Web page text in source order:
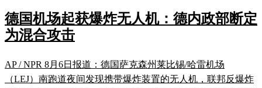
德国机场起获爆炸无人机：德内政部断定
为混合攻击
AP / NPR 8月6日报道：德国萨克森州莱比锡/哈雷机场
（LEJ）南跑道夜间发现携带爆炸装置的无人机，联邦反爆炸